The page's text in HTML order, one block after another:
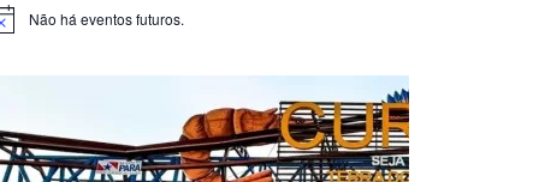
Não há eventos futuros.